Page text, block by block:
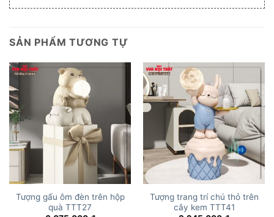
SẢN PHẨM TƯƠNG TỰ
Tượng gấu ôm đèn trên hộp
quà TTT27
Tượng trang trí chú thỏ trên
cây kem TTT41